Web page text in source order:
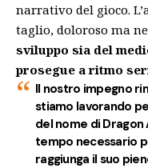
narrativo del gioco.
taglio, doloroso ma
sviluppo sia del
prosegue a ritmo
Il nostro impegno
stiamo lavorando
del nome di
tempo necessario
raggiunga il suo